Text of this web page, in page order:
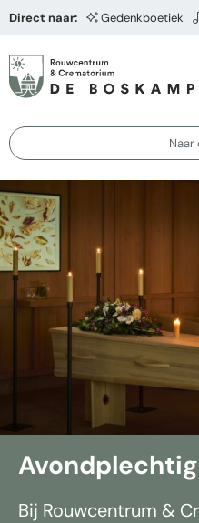
Direct naar: Gedenkboetiek
Naar
Bij Rouwcentrum &